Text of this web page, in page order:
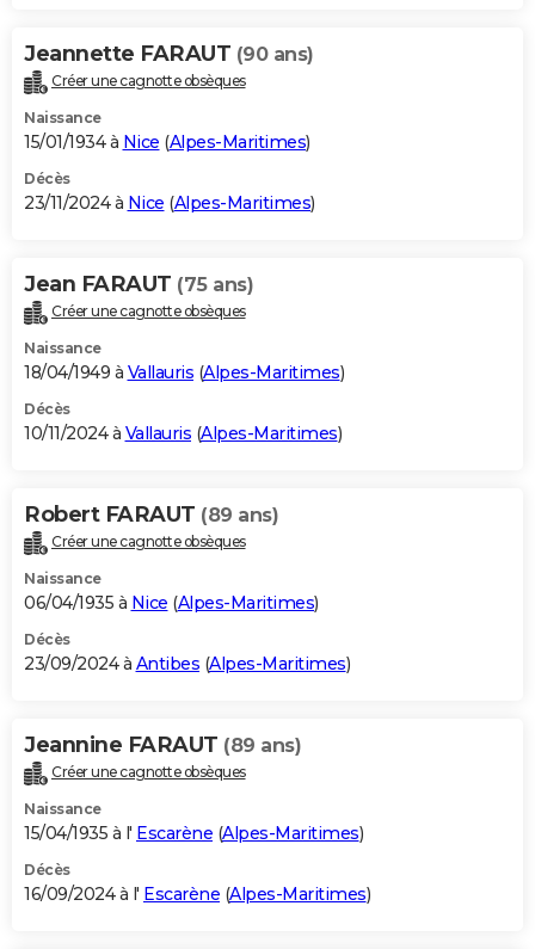
Jeannette FARAUT (90 ans)
Créer une cagnotte obsèques
Naissance
15/01/1934 à Nice (Alpes-Maritimes)
Décès
23/11/2024 à Nice (Alpes-Maritimes)
Jean FARAUT (75 ans)
Créer une cagnotte obsèques
Naissance
18/04/1949 à Vallauris (Alpes-Maritimes)
Décès
10/11/2024 à Vallauris (Alpes-Maritimes)
Robert FARAUT (89 ans)
Créer une cagnotte obsèques
Naissance
06/04/1935 à Nice (Alpes-Maritimes)
Décès
23/09/2024 à Antibes (Alpes-Maritimes)
Jeannine FARAUT (89 ans)
Créer une cagnotte obsèques
Naissance
15/04/1935 à l' Escarène (Alpes-Maritimes)
Décès
16/09/2024 à l' Escarène (Alpes-Maritimes)